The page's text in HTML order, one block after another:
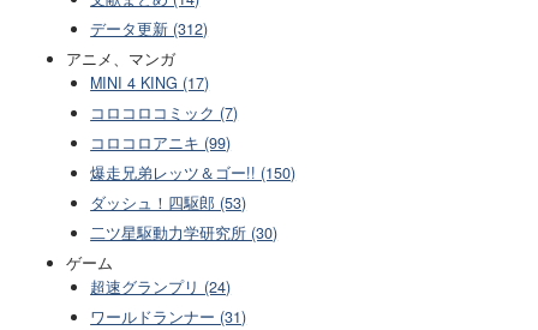
データ更新 (312)
アニメ、マンガ
MINI 4 KING (17)
コロコロコミック (7)
コロコロアニキ (99)
爆走兄弟レッツ＆ゴー!! (150)
ダッシュ！四駆郎 (53)
二ツ星駆動力学研究所 (30)
ゲーム
超速グランプリ (24)
ワールドランナー (31)